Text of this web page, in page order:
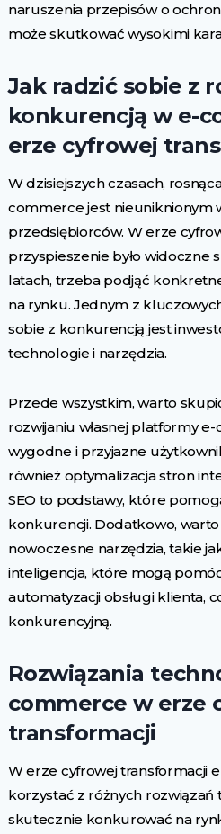
naruszenia przepisów o
może skutkować wysokimi
Jak radzić sobie z
konkurencją w e-
erze cyfrowej
W dzisiejszych czasach,
commerce jest nieuniknionym
przedsiębiorców. W erze
przyspieszenie było widoczne
latach, trzeba podjąć
na rynku. Jednym z
sobie z konkurencją jest
technologie i narzędzia.
Przede wszystkim, warto
rozwijaniu własnej platformy
wygodne i przyjazne
również optymalizacja stron
SEO to podstawy, które
konkurencji. Dodatkowo,
nowoczesne narzędzia, takie
inteligencja, które mogą
automatyzacji obsługi klienta,
konkurencyjną.
Rozwiązania
commerce w erze
transformacji
W erze cyfrowej transformacji
korzystać z różnych rozwiązań
skutecznie konkurować na